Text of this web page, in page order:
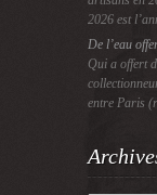
2026 est
De l’eau
Qui a offert
entre Paris